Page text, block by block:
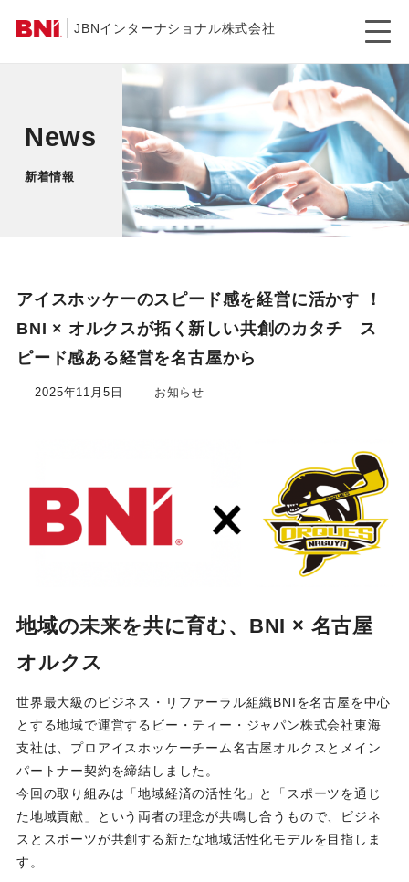
JBNインターナショナル株式会社
News
新着情報
アイスホッケーのスピード感を経営に活かす ！
BNI × オルクスが拓く新しい共創のカタチ ス
ピード感ある経営を名古屋から
2025年11月5日 お知らせ
地域の未来を共に育む、BNI × 名古屋
オルクス
世界最大級のビジネス・リファーラル組織BNIを名古屋を中心
とする地域で運営するビー・ティー・ジャパン株式会社東海
支社は、プロアイスホッケーチーム名古屋オルクスとメイン
パートナー契約を締結しました。
今回の取り組みは「地域経済の活性化」と「スポーツを通じ
た地域貢献」という両者の理念が共鳴し合うもので、ビジネ
スとスポーツが共創する新たな地域活性化モデルを目指しま
す。